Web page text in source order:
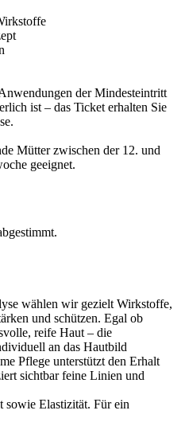
der Mindesteintritt
ist – das Ticket erhalten Sie
Mütter zwischen der 12. und
geeignet.
wählen wir gezielt Wirkstoffe,
und schützen. Egal ob
reife Haut – die
an das Hautbild
Pflege unterstützt den Erhalt
sichtbar feine Linien und
sowie Elastizität. Für ein